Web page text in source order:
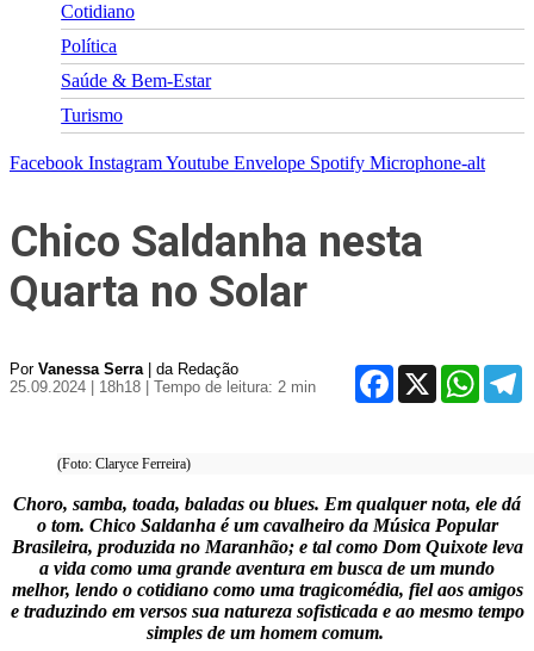
Cotidiano
Política
Saúde & Bem-Estar
Turismo
Facebook InstagramYoutube Envelope Spotify Microphone-alt
Chico Saldanha nesta
Quarta no Solar
Por Vanessa Serra| da Redação
25.09.2024 | 18h18
| Tempo de leitura: 2 min
Facebook
X
(Foto: Claryce Ferreira)
Choro, samba, toada, baladas ou blues. Em qualquer nota, ele dá
o tom. Chico Saldanha é um cavalheiro da Música Popular
Brasileira, produzida no Maranhão; e tal como Dom Quixote leva
a vida como uma grande aventura em busca de um mundo
melhor, lendo o cotidiano como uma tragicomédia, fiel aos amigos
e traduzindo em versos sua natureza sofisticada e ao mesmo tempo
simples de um homem comum.